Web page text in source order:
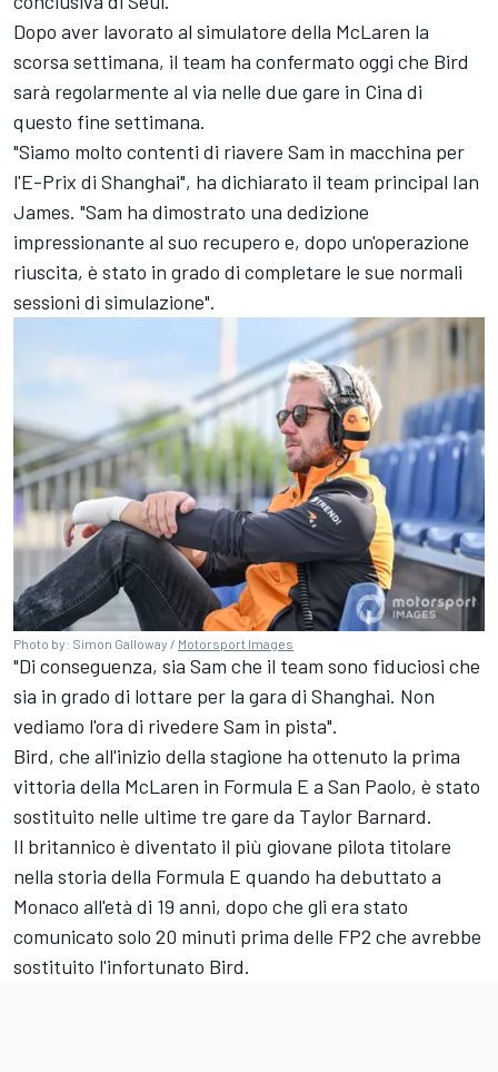
Dopo aver lavorato al simulatore della McLaren la
scorsa settimana, il team ha confermato oggi che Bird
sarà regolarmente al via nelle due gare in Cina di
questo fine settimana.
"Siamo molto contenti di riavere Sam in macchina per
l'E-Prix di Shanghai", ha dichiarato il team principal Ian
James. "Sam ha dimostrato una dedizione
impressionante al suo recupero e, dopo un'operazione
riuscita, è stato in grado di completare le sue normali
sessioni di simulazione".
Photo by: Simon Galloway / Motorsport Images
"Di conseguenza, sia Sam che il team sono fiduciosi che
sia in grado di lottare per la gara di Shanghai. Non
vediamo l'ora di rivedere Sam in pista".
Bird, che all'inizio della stagione ha ottenuto la prima
vittoria della McLaren in Formula E a San Paolo, è stato
sostituito nelle ultime tre gare da Taylor Barnard.
Il britannico è diventato il più giovane pilota titolare
nella storia della Formula E quando ha debuttato a
Monaco all'età di 19 anni, dopo che gli era stato
comunicato solo 20 minuti prima delle FP2 che avrebbe
sostituito l'infortunato Bird.